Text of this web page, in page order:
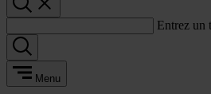
Entrez un
Menu